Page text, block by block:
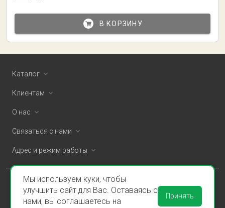
В КОРЗИНУ
Каталог
Клиентам
О нас
Связаться с нами
Адрес и режим работы
ООО «Спаклин» © 2026
Политика конфиденциальности и оферта
Мы используем куки, чтобы
улучшить сайт для Вас. Оставаясь с
нами, вы соглашаетесь на
Принять